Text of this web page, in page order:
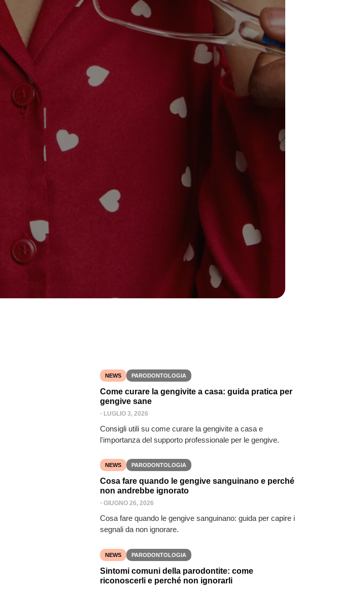
NEWS PARODONTOLOGIA
Come curare la gengivite a casa: guida pratica per
gengive sane
⋅ LUGLIO 3, 2026
Consigli utili su come curare la gengivite a casa e
l'importanza del supporto professionale per le gengive.
NEWS PARODONTOLOGIA
Cosa fare quando le gengive sanguinano e perché
non andrebbe ignorato
⋅ GIUGNO 26, 2026
Cosa fare quando le gengive sanguinano: guida per capire i
segnali da non ignorare.
NEWS PARODONTOLOGIA
Sintomi comuni della parodontite: come
riconoscerli e perché non ignorarli